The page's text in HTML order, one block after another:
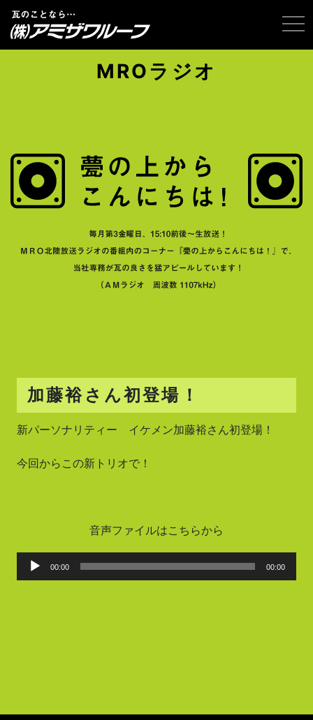
MROラジオ
加藤裕さん初登場！
新パーソナリティー イケメン加藤裕さん初登場！
今回からこの新トリオで！
音声ファイルはこちらから
音
00:00 00:00